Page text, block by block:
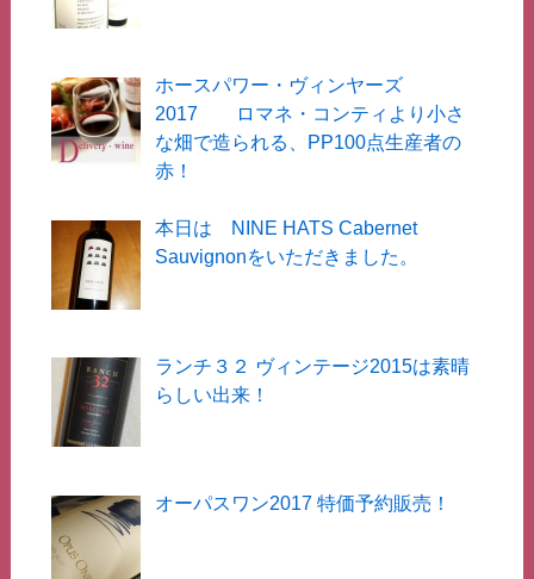
ホースパワー・ヴィンヤーズ
2017 ロマネ・コンティより小さ
な畑で造られる、PP100点生産者の
赤！
本日は NINE HATS Cabernet
Sauvignonをいただきました。
ランチ３２ ヴィンテージ2015は素晴
らしい出来！
オーパスワン2017 特価予約販売！